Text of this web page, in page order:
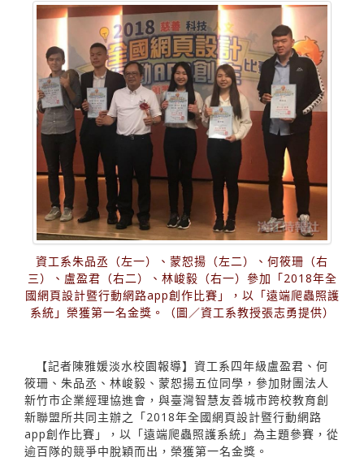
資工系朱品丞（左一）、蒙恕揚（左二）、何筱珊（右
三）、盧盈君（右二）、林峻毅（右一）參加「2018年全
國網頁設計暨行動網路app創作比賽」，以「遠端爬蟲照護
系統」榮獲第一名金獎。（圖／資工系教授張志勇提供）
【記者陳雅媛淡水校園報導】資工系四年級盧盈君、何
筱珊、朱品丞、林峻毅、蒙恕揚五位同學，參加財團法人
新竹市企業經理協進會，與臺灣智慧友善城市跨校教育創
新聯盟所共同主辦之「2018年全國網頁設計暨行動網路
app創作比賽」，以「遠端爬蟲照護系統」為主題參賽，從
逾百隊的競爭中脫穎而出，榮獲第一名金獎。